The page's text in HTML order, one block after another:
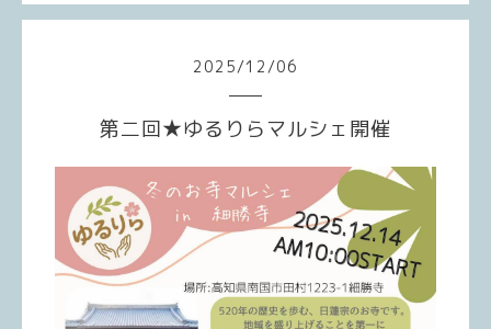
2025/12 /06
第二回★ゆるりらマルシェ開催